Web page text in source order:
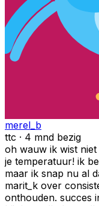
merel_b
ttc · 4 mnd bezig
oh wauw ik wist
je temperatuur! ik
maar ik snap nu al
marit_k over
onthouden. succes